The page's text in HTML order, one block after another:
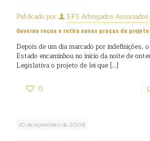
Publicado por EFS Advogados Associados
Governo recua e retira novas praças do projeto
Depois de um dia marcado por indefinições,
Estado encaminhou no início da noite de
Legislativa o projeto de lei que […]
0
10 de novembro de 2008